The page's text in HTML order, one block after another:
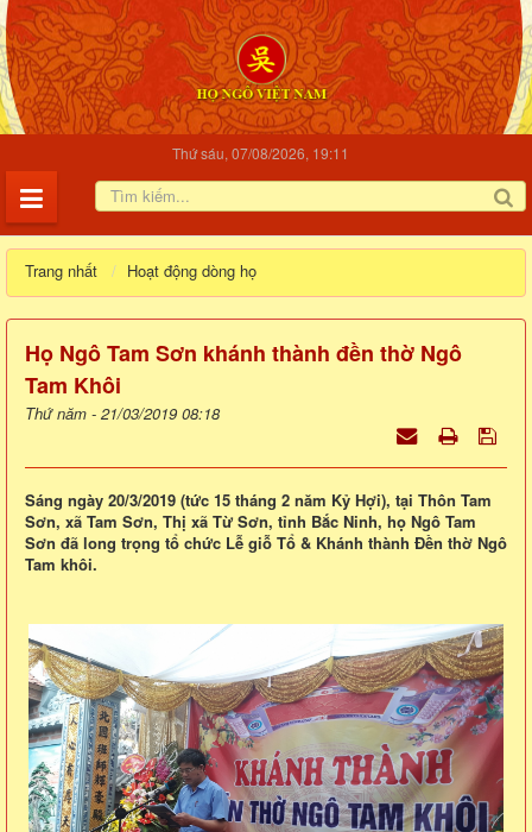
Thứ sáu, 07/08/2026, 19:11
Trang nhất Hoạt động dòng họ
Họ Ngô Tam Sơn khánh thành đền thờ Ngô
Tam Khôi
Thứ năm - 21/03/2019 08:18
Sáng ngày 20/3/2019 (tức 15 tháng 2 năm Kỷ Hợi), tại Thôn Tam
Sơn, xã Tam Sơn, Thị xã Từ Sơn, tỉnh Bắc Ninh, họ Ngô Tam
Sơn đã long trọng tổ chức Lễ giỗ Tổ & Khánh thành Đền thờ Ngô
Tam khôi.